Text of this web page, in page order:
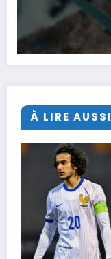
À LIRE AUSSI
Sports